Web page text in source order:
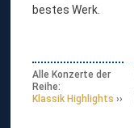
bestes Werk.
Alle Konzerte der
Reihe:
Klassik Highlights